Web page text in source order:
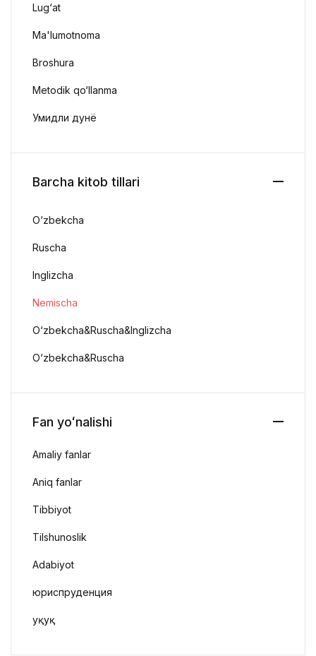
Lug‘at
Ma'lumotnoma
Broshura
Metodik qo‘llanma
Умидли дунё
Barcha kitob tillari
O‘zbekcha
Ruscha
Inglizcha
Nemischa
O‘zbekcha&Ruscha&Inglizcha
O‘zbekcha&Ruscha
Fan yoʻnalishi
Amaliy fanlar
Aniq fanlar
Tibbiyot
Tilshunoslik
Adabiyot
юриспруденция
Ҳуқуқ